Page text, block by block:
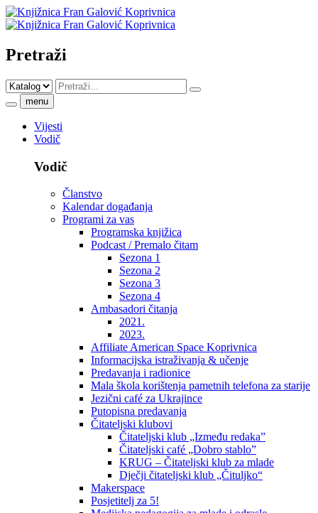
Pretraži
menu
Vijesti
Vodič
Vodič
Članstvo
Kalendar događanja
Programi za vas
Programska knjižica
Podcast / Premalo čitam
Sezona 1
Sezona 2
Sezona 3
Sezona 4
Ambasadori čitanja
2021.
2023.
Affiliate American Space Koprivnica
Informacijska istraživanja & učenje
Predavanja i radionice
Mala škola korištenja pametnih telefona za starije
Jezični café za Ukrajince
Putopisna predavanja
Čitateljski klubovi
Čitateljski klub „Između redaka”
Čitateljski café „Dobro stablo”
KRUG – Čitateljski klub za mlade
Dječji čitateljski klub „Čituljko“
Makerspace
Posjetitelj za 5!